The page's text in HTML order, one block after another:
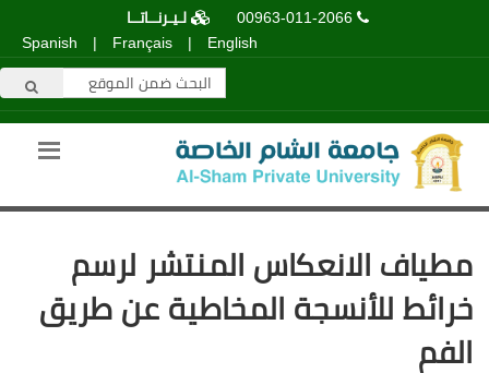
00963-011-2066
لـيـرنــاتــا
English
|
Français
|
Spanish
مطياف الانعكاس المنتشر لرسم
خرائط للأنسجة المخاطية عن طريق
الفم